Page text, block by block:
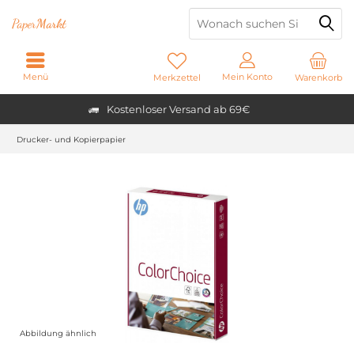
Kostenloser Versand ab 69€
PaperMarkt
Warenkorb
Merkzettel Mein Konto
Menü
Drucker- und Kopierpapier
Abbildung ähnlich